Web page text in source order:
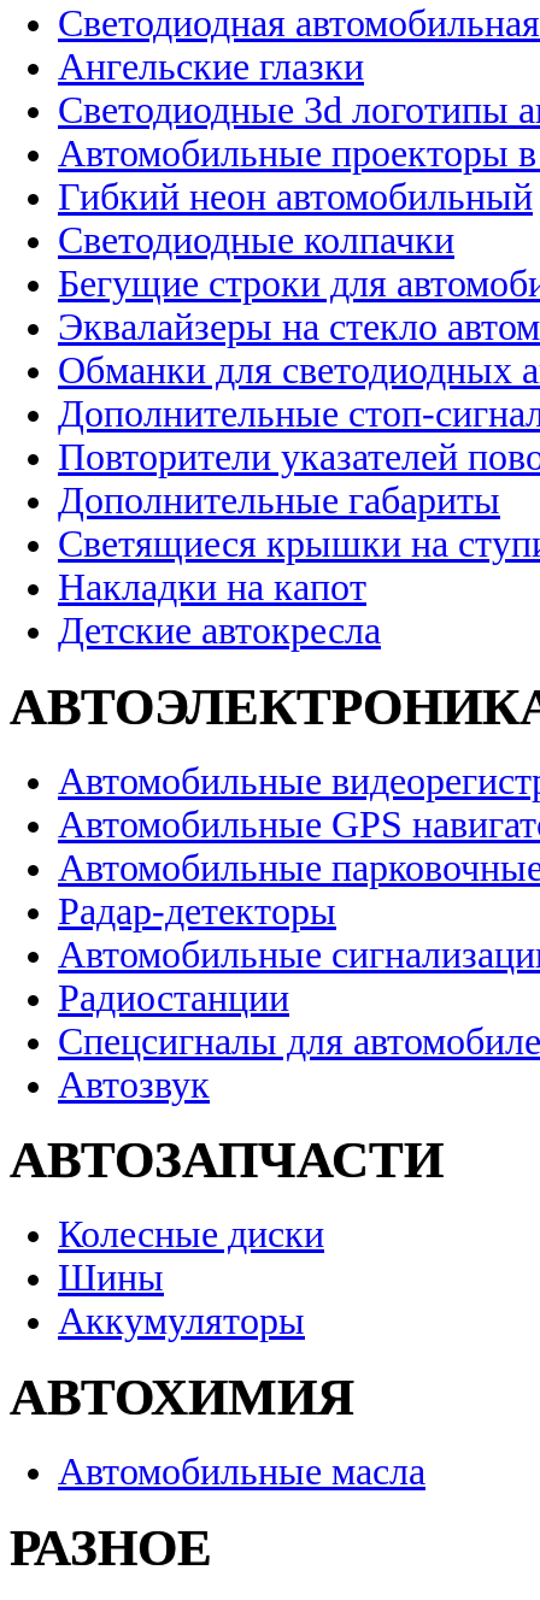
Светодиодная
Ангельские глазки
Светодиодные 3d логотипы
Автомобильные проекторы
Гибкий неон автомобильный
Светодиодные колпачки
Бегущие строки для
Эквалайзеры на стекло
Обманки для светодиодных
Дополнительные стоп-
Повторители указателей
Дополнительные габариты
Светящиеся крышки на
Накладки на капот
Детские автокресла
Автомобильные
Автомобильные GPS
Автомобильные
Радар-детекторы
Автомобильные
Радиостанции
Спецсигналы для
Автозвук
АВТОЗАПЧАСТИ
Колесные диски
Шины
Аккумуляторы
АВТОХИМИЯ
Автомобильные масла
РАЗНОЕ